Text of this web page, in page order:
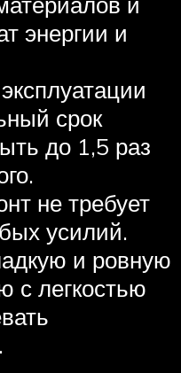
энергии и
срок
до 1,5 раз
не требует
усилий.
и ровную
с легкостью